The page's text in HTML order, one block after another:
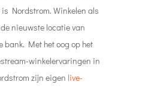
Nordstrom. Winkelen als
nieuwste locatie van
bank. Met het oog op het
winkelervaringen in
zijn eigen live-